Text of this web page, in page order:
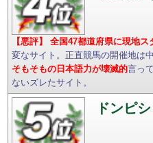
【悪評】 全国47都道府県に現地ス
変なサイト。正直競馬の開催地は
そもそもの日本語力が壊滅的言っ
ないズレたサイト。
ドンピシ